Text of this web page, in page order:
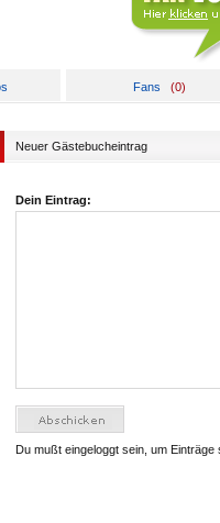
Fans (0)
Neuer Gästebucheintrag
Dein Eintrag:
Du mußt eingeloggt sein, um Einträge